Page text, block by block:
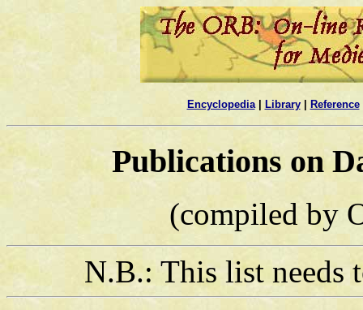
Encyclopedia| Library| Reference
Publications on
(compiled by
N.B.: This list needs